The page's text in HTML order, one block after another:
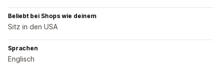
Beliebt bei Shops wie deinem
Sitz in den USA
Sprachen
Englisch